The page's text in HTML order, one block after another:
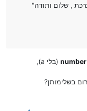
, שלום ותודה"
number (בלי a),
בשלימותן?